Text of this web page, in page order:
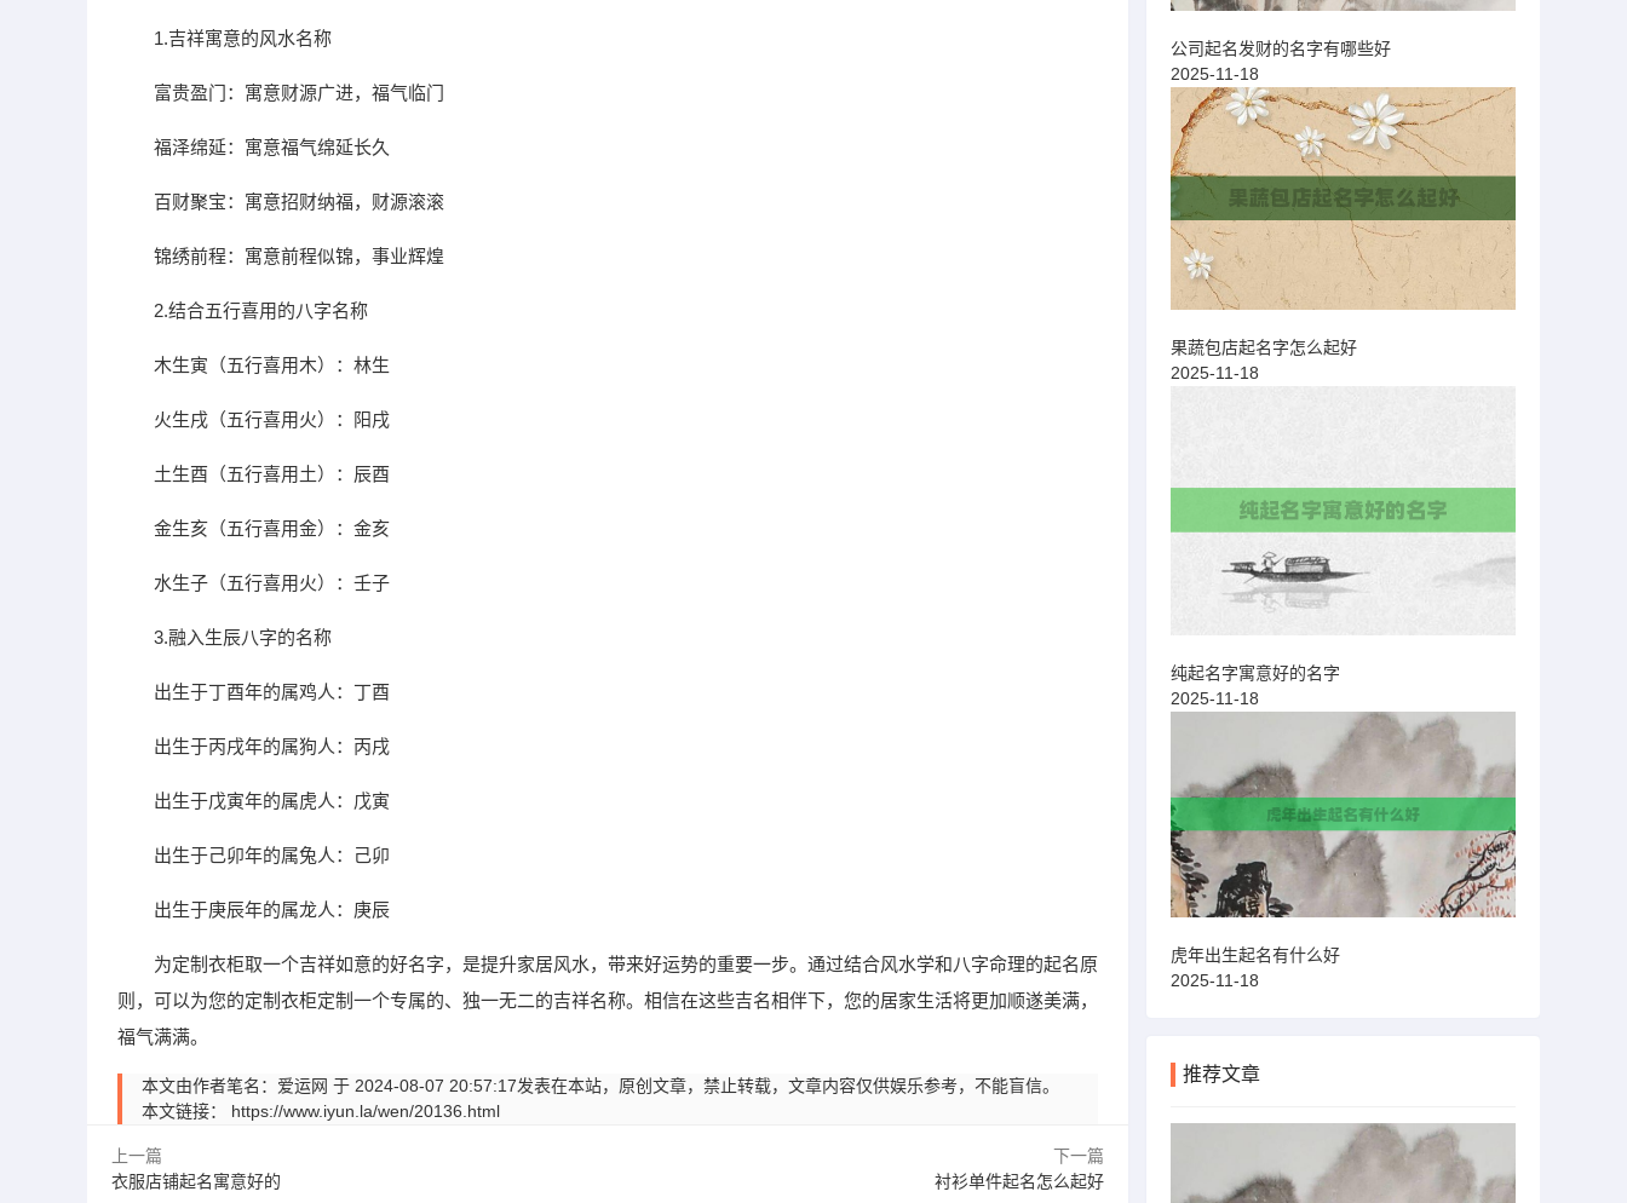
1.吉祥寓意的风水名称
富贵盈门：寓意财源广进，福气临门
福泽绵延：寓意福气绵延长久
百财聚宝：寓意招财纳福，财源滚滚
锦绣前程：寓意前程似锦，事业辉煌
2.结合五行喜用的八字名称
木生寅（五行喜用木）：林生
火生戌（五行喜用火）：阳戌
土生酉（五行喜用土）：辰酉
金生亥（五行喜用金）：金亥
水生子（五行喜用火）：壬子
3.融入生辰八字的名称
出生于丁酉年的属鸡人：丁酉
出生于丙戌年的属狗人：丙戌
出生于戊寅年的属虎人：戊寅
出生于己卯年的属兔人：己卯
出生于庚辰年的属龙人：庚辰
为定制衣柜取一个吉祥如意的好名字，是提升家居风水，带来好运势的重要一步。通过结合风水学和八字命理的起名原
则，可以为您的定制衣柜定制一个专属的、独一无二的吉祥名称。相信在这些吉名相伴下，您的居家生活将更加顺遂美满，
福气满满。
本文由作者笔名：爱运网 于 2024-08-07 20:57:17发表在本站，原创文章，禁止转载，文章内容仅供娱乐参考，不能盲信。
本文链接： https://www.iyun.la/wen/20136.html
上一篇
衣服店铺起名寓意好的
下一篇
衬衫单件起名怎么起好
公司起名发财的名字有哪些好
2025-11-18
果蔬包店起名字怎么起好
2025-11-18
纯起名字寓意好的名字
2025-11-18
虎年出生起名有什么好
2025-11-18
推荐文章